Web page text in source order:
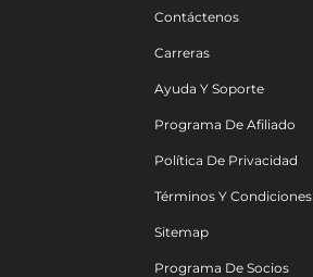
Contáctenos
Carreras
Ayuda Y Soporte
Programa De Afiliado
Política De Privacidad
Términos Y Condiciones
Sitemap
Programa De Socios